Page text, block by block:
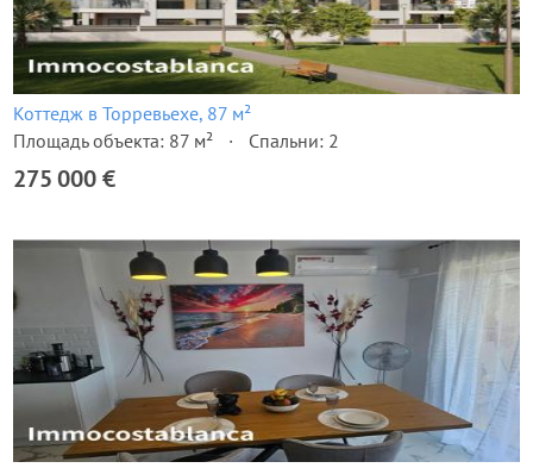
Коттедж в Торревьехе, 87 м²
Площадь объекта: 87 м²
Спальни: 2
275 000 €